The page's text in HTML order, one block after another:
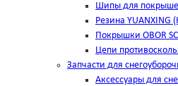
Шипы для
Резина YUANXING
Покрышки OBOR
Цепи
Запчасти для
Аксессуары для